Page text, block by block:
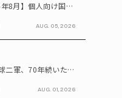
【2026年8月】個人向け国債、固定5年は2%台へ - 変動10年・固定3年は? 100万円購入時の利子も紹介
AUG. 05, 2026
プロ野球二軍、70年続いた2リーグ制を解体――「3地区制」導入で何が変わる?
AUG. 01, 2026